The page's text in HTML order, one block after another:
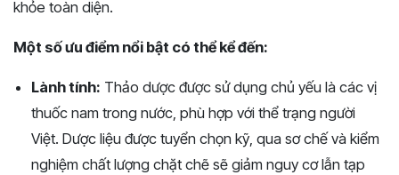
khỏe toàn diện.
Một số ưu điểm nổi bật có thể kể đến:
Lành tính: Thảo dược được sử dụng chủ yếu là các vị
thuốc nam trong nước, phù hợp với thể trạng người
Việt. Dược liệu được tuyển chọn kỹ, qua sơ chế và kiểm
nghiệm chất lượng chặt chẽ sẽ giảm nguy cơ lẫn tạp